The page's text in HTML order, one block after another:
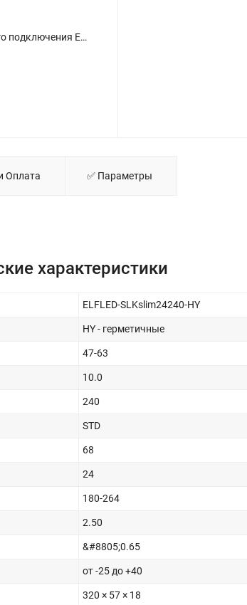
Блок питания герметичный плоский для параллельного подключения ELFLED, 24В, 240Вт, металл, IP68 - фото
Оплата ✅ Параметры
характеристики
ELFLED-SLKslim24240-HY
HY - герметичные
47-63
10.0
240
STD
68
24
180-264
2.50
&#8805;0.65
от -25 до +40
320 × 57 × 18